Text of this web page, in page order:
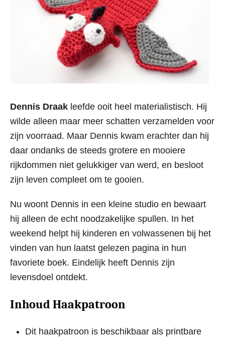
Dennis Draak leefde ooit heel materialistisch. Hij
wilde alleen maar meer schatten verzamelden voor
zijn voorraad. Maar Dennis kwam erachter dan hij
daar ondanks de steeds grotere en mooiere
rijkdommen niet gelukkiger van werd, en besloot
zijn leven compleet om te gooien.
Nu woont Dennis in een kleine studio en bewaart
hij alleen de echt noodzakelijke spullen. In het
weekend helpt hij kinderen en volwassenen bij het
vinden van hun laatst gelezen pagina in hun
favoriete boek. Eindelijk heeft Dennis zijn
levensdoel ontdekt.
Inhoud Haakpatroon
Dit haakpatroon is beschikbaar als printbare